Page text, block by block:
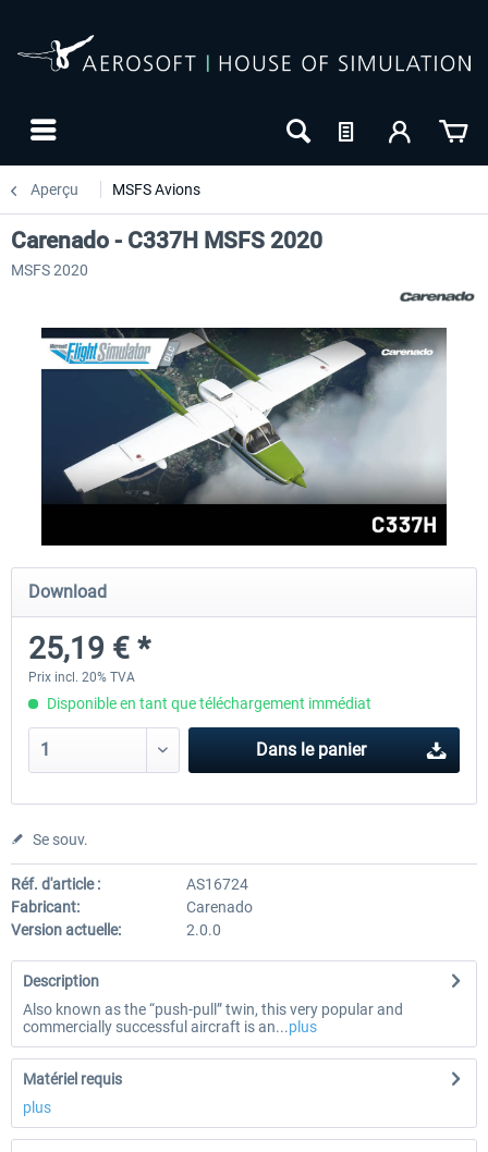
Aperçu MSFS Avions
FlightSim Studio - E-Jets 170/175
40,29 € *
Aerosoft Aircraft A340-
Carenado - C337H MSFS 2020
MSFS 2020
Download
25,19 € *
Prix incl. 20% TVA
Disponible en tant que téléchargement immédiat
Dans le panier
Se souv.
Réf. d'article :
AS16724
Fabricant:
Carenado
Version actuelle:
2.0.0
Description
Also known as the “push-pull” twin, this very popular and
commercially successful aircraft is an...plus
Matériel requis
plus